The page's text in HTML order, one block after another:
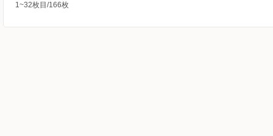
1~32枚目/166枚